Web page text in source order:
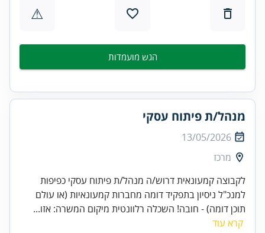
⚠
הגש מועמדות
מנהל/ת פיתוח עסקי
13/05/2026
מרכז
לקבוצה קמעונאית דרוש/ה מנהל/ת פיתוח עסקי כפיפות
למנכ"ל ניסיון בתפקיד דומה מחברות קמעונאיות (או עולם
תוכן דומה) - חובה! השכלה רלוונטית מיקום המשרה: אזו...
קרא עוד